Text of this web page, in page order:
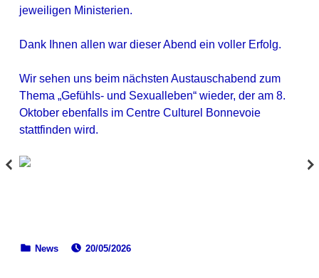
jeweiligen Ministerien.
Dank Ihnen allen war dieser Abend ein voller Erfolg.
Wir sehen uns beim nächsten Austauschabend zum
Thema „Gefühls- und Sexualleben“ wieder, der am 8.
Oktober ebenfalls im Centre Culturel Bonnevoie
stattfinden wird.
KATEGORISIERT IN:
News 20/05/2026